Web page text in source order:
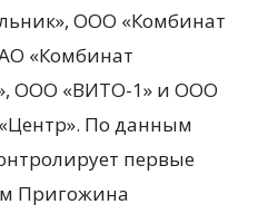
ООО «Комбинат
«Комбинат
ООО «ВИТО-1» и ООО
По данным
первые
Пригожина